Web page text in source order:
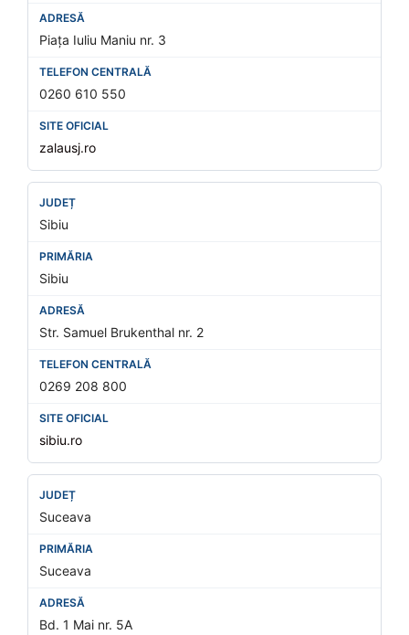
Piața Iuliu Maniu nr. 3
0260 610 550
zalausj.ro
Sibiu
Sibiu
Str. Samuel Brukenthal nr. 2
0269 208 800
sibiu.ro
Suceava
Suceava
Bd. 1 Mai nr. 5A